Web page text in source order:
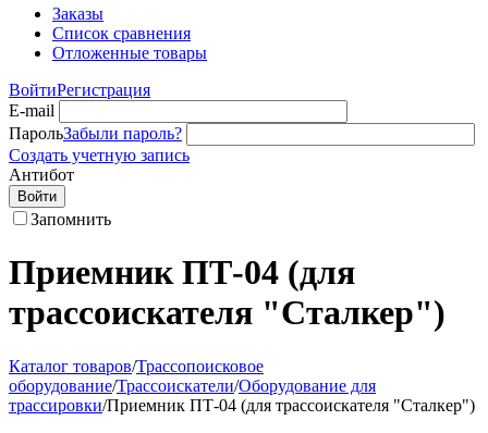
Заказы
Список сравнения
Отложенные товары
ВойтиРегистрация
E-mail
ПарольЗабыли пароль?
Создать учетную запись
Антибот
Войти
Запомнить
Приемник ПТ-04 (для
трассоискателя "Сталкер")
Каталог товаров/Трассопоисковое
оборудование/Трассоискатели/Оборудование для
трассировки/Приемник ПТ-04 (для трассоискателя "Сталкер")